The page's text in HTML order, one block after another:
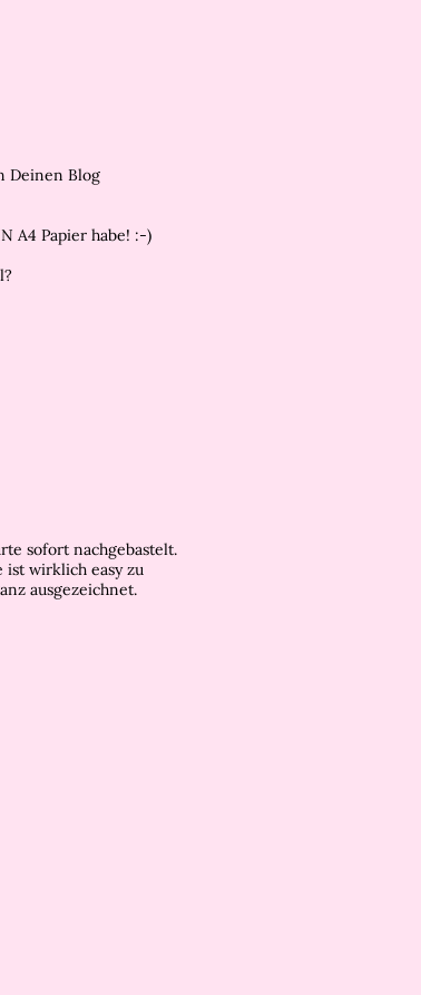
Deinen Blog
A4 Papier habe! :-)
sofort nachgebastelt.
ist wirklich easy zu
ausgezeichnet.